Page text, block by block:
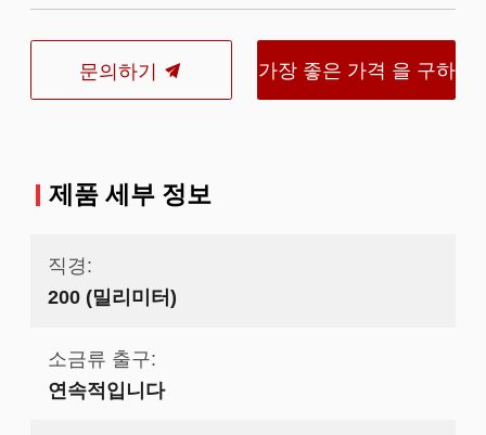
문의하기 가장 좋은 가격 을 구하
제품 세부 정보
직경:
200 (밀리미터)
소금류 출구:
연속적입니다